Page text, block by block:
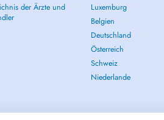
der Ärzte und
Luxemburg
Belgien
Deutschland
Österreich
Schweiz
Niederlande